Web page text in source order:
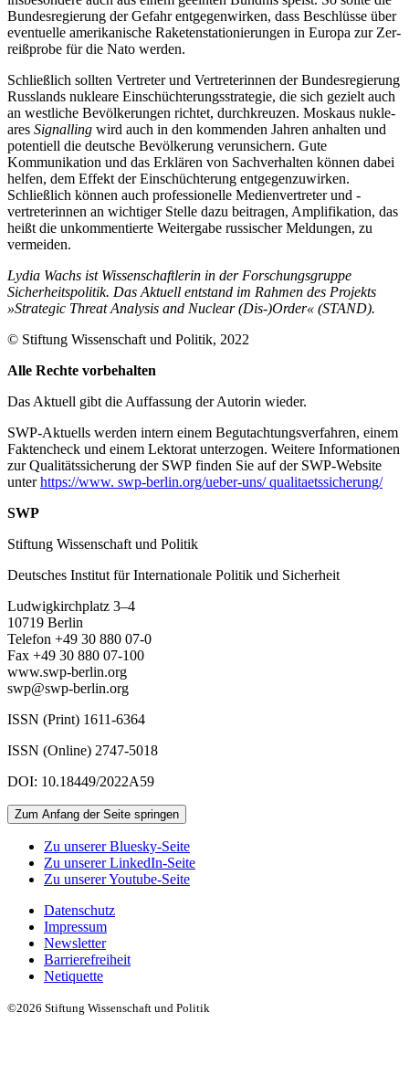
Bundesregierung der Gefahr entgegenwirken, dass Beschlüsse über
eventuelle amerikanische Raketenstationierungen in Europa zur Zer­
reißprobe für die Nato werden.
Schließlich sollten Vertreter und Vertreterinnen der Bundesregierung
Russlands nukleare Einschüchterungsstrategie, die sich gezielt auch
an westliche Bevölkerungen richtet, durchkreuzen. Moskaus nukle­
ares Signalling wird auch in den kommenden Jahren anhalten und
potentiell die deutsche Bevölkerung verunsichern. Gute
Kommunikation und das Erklären von Sachverhalten können dabei
helfen, dem Effekt der Einschüchterung entgegenzuwirken.
Schließlich können auch professionelle Medienvertreter und -
vertreterinnen an wichtiger Stelle dazu beitragen, Amplifikation, das
heißt die unkommentierte Weiter­gabe russischer Meldungen, zu
vermeiden.
Lydia Wachs ist Wissenschaftlerin in der Forschungsgruppe
Sicherheitspolitik. Das Aktuell entstand im Rahmen des Projekts
»Strategic Threat Analysis and Nuclear (Dis-)Order« (STAND).
© Stiftung Wissenschaft und Politik, 2022
Alle Rechte vorbehalten
Das Aktuell gibt die Auf­fassung der Autorin wieder.
SWP-Aktuells werden intern einem Begutachtungsverfah­ren, einem
Faktencheck und einem Lektorat unterzogen. Weitere Informationen
zur Qualitätssicherung der SWP finden Sie auf der SWP-Website
unterhttps://www. swp-berlin.org/ueber-uns/ qualitaetssicherung/
SWP
Stiftung Wissenschaft und Politik
Deutsches Institut für Internationale Politik und Sicherheit
Ludwigkirchplatz 3–4
10719 Berlin
Telefon +49 30 880 07-0
Fax +49 30 880 07-100
www.swp-berlin.org
swp@swp-berlin.org
ISSN (Print) 1611-6364
ISSN (Online) 2747-5018
DOI: 10.18449/2022A59
Zum Anfang der Seite springen
Zu unserer Bluesky-Seite
Zu unserer LinkedIn-Seite
Zu unserer Youtube-Seite
Datenschutz
Impressum
Newsletter
Barrierefreiheit
Netiquette
©2026 Stiftung Wissenschaft und Politik